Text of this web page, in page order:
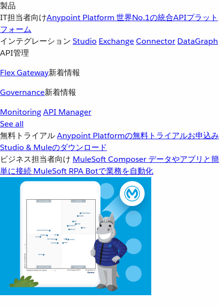
製品
IT担当者向けAnypoint Platform 世界No.1の統合APIプラット
フォーム
インテグレーション Studio ExchangeConnector DataGraph
API管理
Flex Gateway新着情報
Governance新着情報
MonitoringAPI Manager
See all
無料トライアルAnypoint Platformの無料トライアルお申込み
Studio & Muleのダウンロード
ビジネス担当者向け MuleSoft Composer データやアプリと簡
単に接続 MuleSoft RPA Botで業務を自動化